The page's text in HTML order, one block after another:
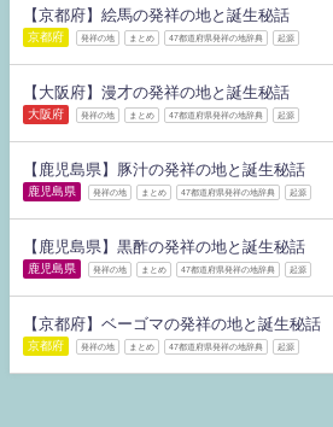
【京都府】絵馬の発祥の地と誕生秘話
京都府 発祥の地 まとめ 47都道府県発祥の地辞典 起源
【大阪府】漫才の発祥の地と誕生秘話
大阪府 発祥の地 まとめ 47都道府県発祥の地辞典 起源
【鹿児島県】豚汁の発祥の地と誕生秘話
鹿児島県 発祥の地 まとめ 47都道府県発祥の地辞典 起源
【鹿児島県】黒酢の発祥の地と誕生秘話
鹿児島県 発祥の地 まとめ 47都道府県発祥の地辞典 起源
【京都府】ベーゴマの発祥の地と誕生秘話
京都府 発祥の地 まとめ 47都道府県発祥の地辞典 起源